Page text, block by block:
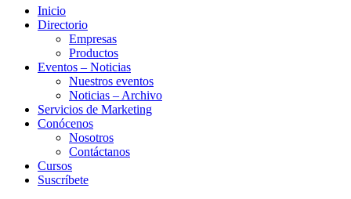
Inicio
Directorio
Empresas
Productos
Eventos – Noticias
Nuestros eventos
Noticias – Archivo
Servicios de Marketing
Conócenos
Nosotros
Contáctanos
Cursos
Suscríbete